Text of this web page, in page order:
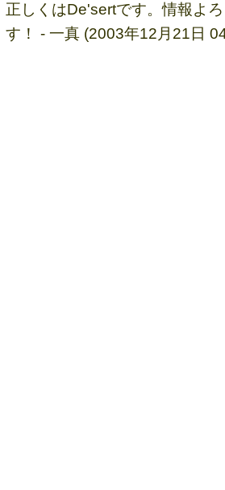
正しくはDe'sertです。情報よ
す！ - 一真 (2003年12月21日